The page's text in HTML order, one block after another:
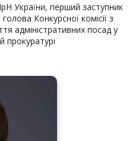
України, перший заступник
Конкурсної комісії з
адміністративних посад у
прокуратурі